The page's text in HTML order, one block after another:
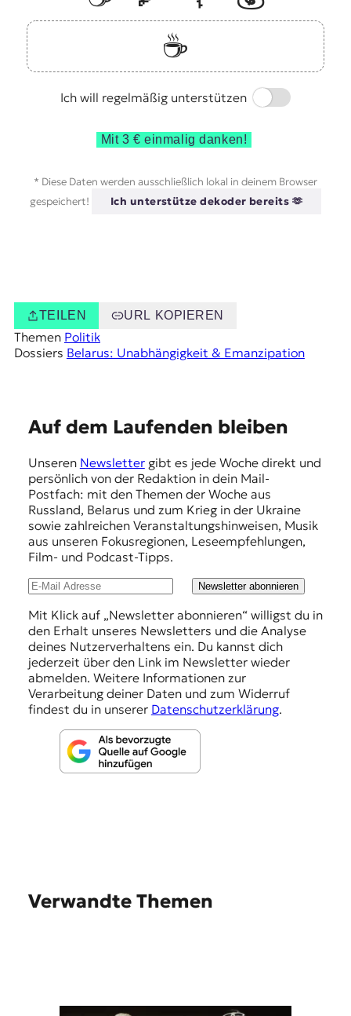
☕️
Ich will regelmäßig unterstützen
Switch
Mit 3 € einmalig danken!
* Diese Daten werden ausschließlich lokal in deinem Browser
gespeichert!
Ich unterstütze dekoder bereits 🫶
TEILEN URL KOPIEREN
Themen Politik
Dossiers Belarus: Unabhängigkeit & Emanzipation
Auf dem Laufenden bleiben
Unseren Newslettergibt es jede Woche direkt und
persönlich von der Redaktion in dein Mail-
Postfach: mit den Themen der Woche aus
Russland, Belarus und zum Krieg in der Ukraine
sowie zahlreichen Veranstaltungshinweisen, Musik
aus unseren Fokusregionen, Leseempfehlungen,
Film- und Podcast-Tipps.
Newsletter abonnieren
Mit Klick auf „Newsletter abonnieren“ willigst du in
den Erhalt unseres Newsletters und die Analyse
deines Nutzerverhaltens ein. Du kannst dich
jederzeit über den Link im Newsletter wieder
abmelden. Weitere Informationen zur
Verarbeitung deiner Daten und zum Widerruf
findest du in unserer Datenschutzerklärung.
Verwandte Themen